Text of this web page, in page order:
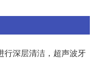
行深层清洁，超声波牙